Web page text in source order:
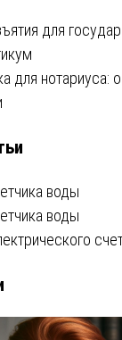
для
для нотариуса:
воды
воды